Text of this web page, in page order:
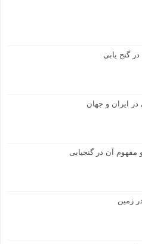
گنج یابی
در ایران و جهان
مفهوم آن در گنجیابی
زمین